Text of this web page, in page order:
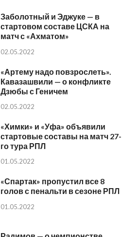
Заболотный и Эджуке — в
стартовом составе ЦСКА на
матч с «Ахматом»
02.05.2022
«Артему надо повзрослеть».
Кавазашвили — о конфликте
Дзюбы с Геничем
02.05.2022
«Химки» и «Уфа» объявили
стартовые составы на матч 27-
го тура РПЛ
01.05.2022
«Спартак» пропустил все 8
голов с пенальти в сезоне РПЛ
01.05.2022